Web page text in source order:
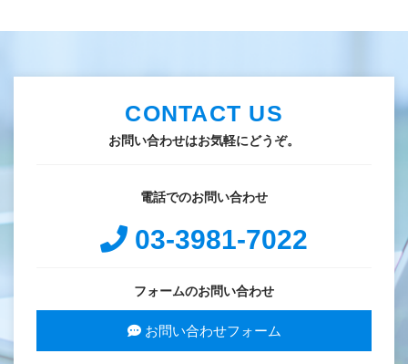
CONTACT US
お問い合わせはお気軽にどうぞ。
電話でのお問い合わせ
03-3981-7022
フォームのお問い合わせ
お問い合わせフォーム